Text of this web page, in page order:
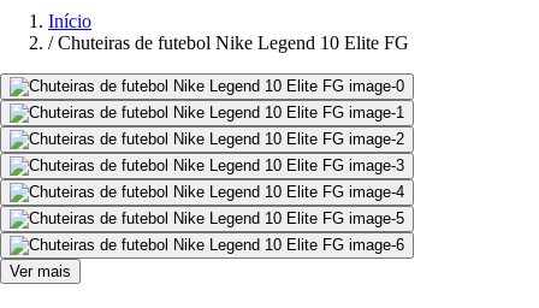
Início
/ Chuteiras de futebol Nike Legend 10 Elite FG
Ver mais